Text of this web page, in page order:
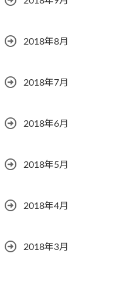
2018年8月
2018年7月
2018年6月
2018年5月
2018年4月
2018年3月